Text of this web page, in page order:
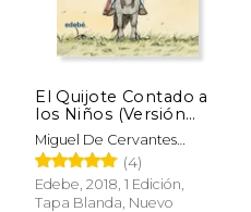
$ 18.70
El Quijote Contado a
los Niños (Versión
Escolar Para ep)
(Biblioteca Escolar
Clásicos Contados a
los Niños)
Miguel De Cervantes
Saavedra
(4)
Edebe, 2018, 1 Edición,
Tapa Blanda, Nuevo